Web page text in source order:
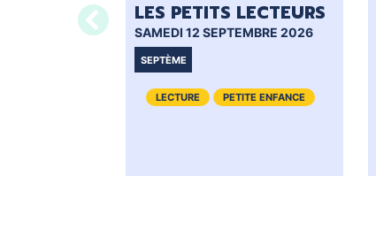
LES PETITS LECTEURS
SAMEDI 12 SEPTEMBRE 2026
SEPTÈME
LECTURE PETITE ENFANCE